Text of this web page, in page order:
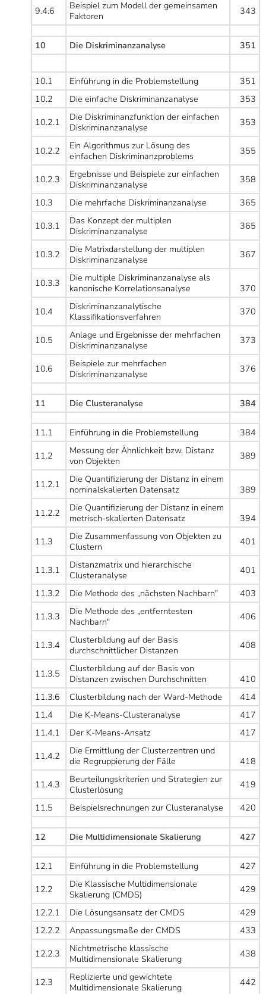
9.4.6
Beispiel zum Modell der gemeinsamen
Faktoren
343
10 Die Diskriminanzanalyse 351
10.1 Einführung in die Problemstellung
351
10.2
Die einfache Diskriminanzanalyse
353
10.2.1
Die Diskriminanzfunktion der einfachen
Diskriminanzanalyse
353
10.2.2
Ein Algorithmus zur Lösung des
einfachen Diskriminanzproblems
355
10.2.3
Ergebnisse und Beispiele zur einfachen
Diskriminanzanalyse
358
10.3
Die mehrfache Diskriminanzanalyse
365
10.3.1
Das Konzept der multiplen
Diskriminanzanalyse
365
10.3.2
Die Matrixdarstellung der multiplen
Diskriminanzanalyse
367
10.3.3
Die multiple Diskriminanzanalyse als
kanonische Korrelationsanalyse
370
10.4
Diskriminanzanalytische
Klassifikationsverfahren
370
10.5
Anlage und Ergebnisse der mehrfachen
Diskriminanzanalyse
373
10.6
Beispiele zur mehrfachen
Diskriminanzanalyse
376
11 Die Clusteranalyse 384
11.1 Einführung in die Problemstellung
384
11.2
Messung der Ähnlichkeit bzw. Distanz
von Objekten
389
11.2.1
Die Quantifizierung der Distanz in einem
nominalskalierten Datensatz
389
11.2.2
Die Quantifizierung der Distanz in einem
metrisch-skalierten Datensatz
394
11.3
Die Zusammenfassung von Objekten zu
Clustern
401
11.3.1
Distanzmatrix und hierarchische
Clusteranalyse
401
11.3.2
Die Methode des „nächsten Nachbarn"
403
11.3.3
Die Methode des „entferntesten
Nachbarn"
406
11.3.4
Clusterbildung auf der Basis
durchschnittlicher Distanzen
408
11.3.5
Clusterbildung auf der Basis von
Distanzen zwischen Durchschnitten
410
11.3.6
Clusterbildung nach der Ward-Methode
414
11.4
Die K-Means-Clusteranalyse
417
11.4.1
Der K-Means-Ansatz
417
11.4.2
Die Ermittlung der Clusterzentren und
die Regruppierung der Fälle
418
11.4.3
Beurteilungskriterien und Strategien zur
Clusterlösung
419
11.5
Beispielsrechnungen zur Clusteranalyse 420
12 Die Multidimensionale Skalierung 427
12.1 Einführung in die Problemstellung
427
12.2
Die Klassische Multidimensionale
Skalierung (CMDS)
429
12.2.1
Die Lösungsansatz der CMDS
429
12.2.2
Anpassungsmaße der CMDS
433
12.2.3
Nichtmetrische klassische
Multidimensionale Skalierung
438
12.3
Replizierte und gewichtete
Multidimensionale Skalierung
442